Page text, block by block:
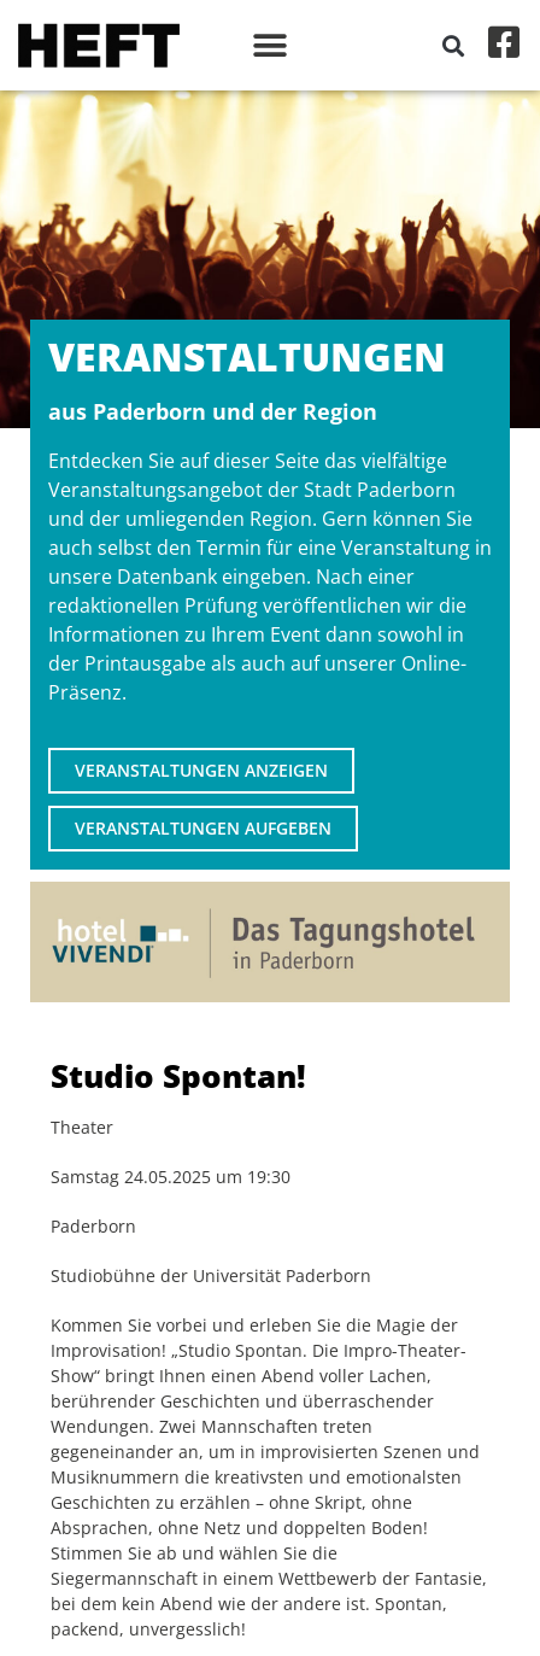
VERANSTALT­UNGEN
aus Paderborn und der Region
Entdecken Sie auf dieser Seite das vielfältige
Veranstaltungsangebot der Stadt Paderborn
und der umliegenden Region. Gern können Sie
auch selbst den Termin für eine Veranstaltung in
unsere Datenbank eingeben. Nach einer
redaktionellen Prüfung veröffentlichen wir die
Informationen zu Ihrem Event dann sowohl in
der Printausgabe als auch auf unserer Online-
Präsenz.
VERANSTALTUNGEN ANZEIGEN
VERANSTALTUNGEN AUFGEBEN
Studio Spontan!
Theater
Samstag 24.05.2025 um 19:30
Paderborn
Studiobühne der Universität Paderborn
Kommen Sie vorbei und erleben Sie die Magie der
Improvisation! „Studio Spontan. Die Impro-Theater-
Show“ bringt Ihnen einen Abend voller Lachen,
berührender Geschichten und überraschender
Wendungen. Zwei Mannschaften treten
gegeneinander an, um in improvisierten Szenen und
Musiknummern die kreativsten und emotionalsten
Geschichten zu erzählen – ohne Skript, ohne
Absprachen, ohne Netz und doppelten Boden!
Stimmen Sie ab und wählen Sie die
Siegermannschaft in einem Wettbewerb der Fantasie,
bei dem kein Abend wie der andere ist. Spontan,
packend, unvergesslich!